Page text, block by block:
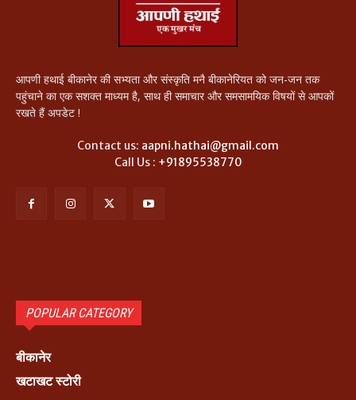
आपणी हथाई बीकानेर की सभ्यता और संस्कृति मनै बीकानेरियत को जन-जन तक
पहुंचाने का एक सशक्त माध्यम है, साथ ही समाचार और समसामयिक विषयों से आपकों
रखते हैं अपडेट !
Contact us: aapni.hathai@gmail.com
Call Us : +91895538770
POPULAR CATEGORY
बीकानेर
खटाखट स्टोरी